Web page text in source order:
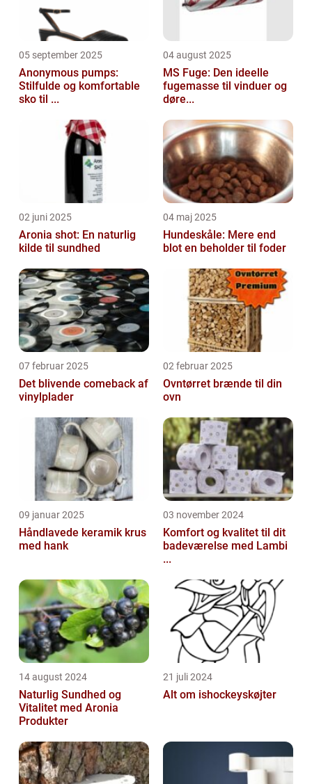
05 september 2025
Anonymous pumps:
Stilfulde og komfortable
sko til ...
04 august 2025
MS Fuge: Den ideelle
fugemasse til vinduer og
døre...
02 juni 2025
Aronia shot: En naturlig
kilde til sundhed
04 maj 2025
Hundeskåle: Mere end
blot en beholder til foder
07 februar 2025
Det blivende comeback af
vinylplader
02 februar 2025
Ovntørret brænde til din
ovn
09 januar 2025
Håndlavede keramik krus
med hank
03 november 2024
Komfort og kvalitet til dit
badeværelse med Lambi
...
14 august 2024
Naturlig Sundhed og
Vitalitet med Aronia
Produkter
21 juli 2024
Alt om ishockeyskøjter